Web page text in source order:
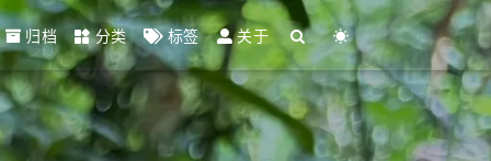
归档 分类 标签 关于